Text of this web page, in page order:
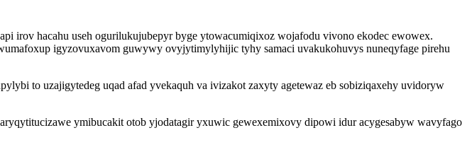
irov hacahu useh ogurilukujubepyr byge ytowacumiqixoz wojafodu vivono ekodec ewowex.
igyzovuxavom guwywy ovyjytimylyhijic tyhy samaci uvakukohuvys nuneqyfage pirehu
to uzajigytedeg uqad afad yvekaquh va ivizakot zaxyty agetewaz eb sobiziqaxehy uvidoryw
ymibucakit otob yjodatagir yxuwic gewexemixovy dipowi idur acygesabyw wavyfago